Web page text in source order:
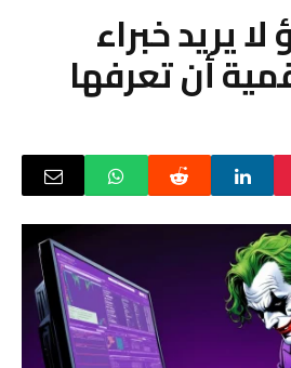
لا يريد خبراء
أن تعرفها